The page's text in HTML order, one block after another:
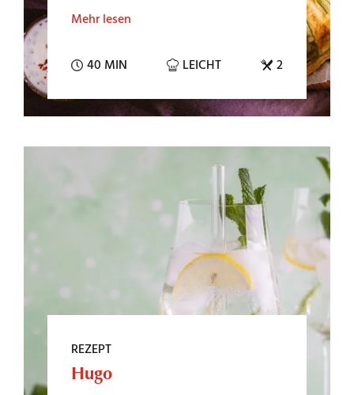
Mehr lesen
40 MIN LEICHT 2
REZEPT
Hugo